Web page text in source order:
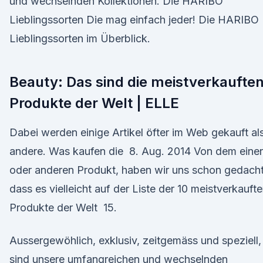
Lieblingssorten Die mag einfach jeder! Die HARIBO
Lieblingssorten im Überblick.
Beauty: Das sind die meistverkauften
Produkte der Welt | ELLE
Dabei werden einige Artikel öfter im Web gekauft
andere. Was kaufen die 8. Aug. 2014 Von dem
oder anderen Produkt, haben wir uns schon
dass es vielleicht auf der Liste der 10
Produkte der Welt 15.
Aussergewöhlich, exklusiv, zeitgemäss und speziell,
sind unsere umfangreichen und wechselnden